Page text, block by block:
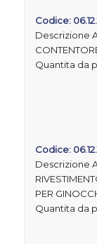
Codice:
Descrizione
Quantita da
Codice:
Descrizione
PER
Quantita da